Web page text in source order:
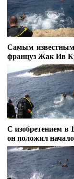
Самым известным
француз Жак Ив
С изобретением в
он положил